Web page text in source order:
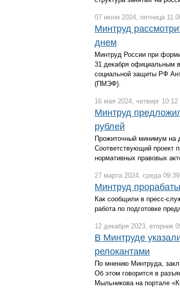
07 июня 2024, пятница
Минтруд
днем
Минтруд России при
31 декабря официальным
социальной защиты РФ
(ПМЭФ).
16 мая 2024, четверг 10:12
Минтруд
рублей
Прожиточный минимум на
Соответствующий проект
нормативных правовых
27 марта 2024, среда 09:39
Минтруд
Как сообщили в пресс-
работа по подготовке
12 декабря 2023, вторник
В Минтруде
релокантами
По мнению Минтруда,
Об этом говорится в
Мыльникова на портале